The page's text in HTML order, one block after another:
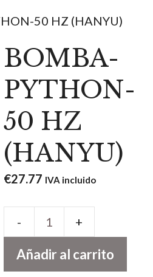
50 HZ (HANYU)
BOMBA-
PYTHON-
50 HZ
(HANYU)
€27.77 IVA incluido
BOMBA-
PYTHON-
50
Añadir al carrito